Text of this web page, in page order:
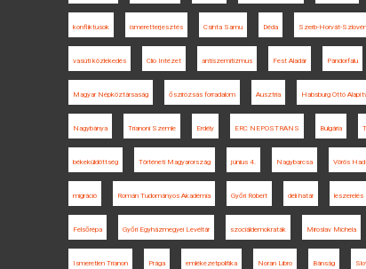
konfliktusok ismeretterjesztés Csinta Samu Déda Szerb-Horvát-
vasúti közlekedés Clio Intézet antiszemitizmus Fest Aladár Pándorfalu
Magyar Népköztársaság őszirózsás forradalom Ausztria Habsburg Ottó
Nagybánya Trianoni Szemle Erdély ERC NEPOSTRANS Bulgária
békeküldöttség Történeti Magyarország június 4. Nagybarcsa Vörös
migráció Román Tudományos Akadémia Győri Róbert déli határ leszerelés
Felsőrépa Győri Egyházmegyei Levéltár szociáldemokraták Miroslav Michela
Ismeretlen Trianon Prága emlékezetpolitika Noran Libro Bánság